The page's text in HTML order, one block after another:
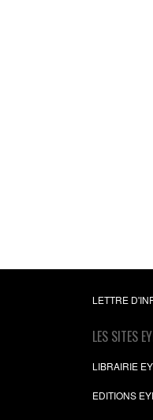
LETTRE
LES SITES
LIBRAIRIE
EDITIONS